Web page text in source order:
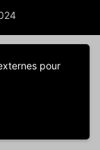
pour